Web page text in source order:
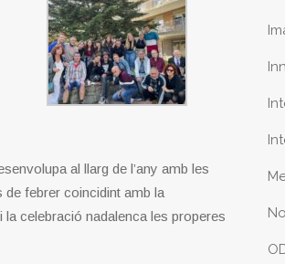
al llarg de l’any amb les
de febrer coincidint amb la
celebració nadalenca les properes